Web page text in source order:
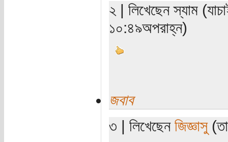
২ | লিখেছেন স্যাম
১০:৪৯অপরাহ্ন)
জবাব
৩ | লিখেছেন জিজ্ঞাসু